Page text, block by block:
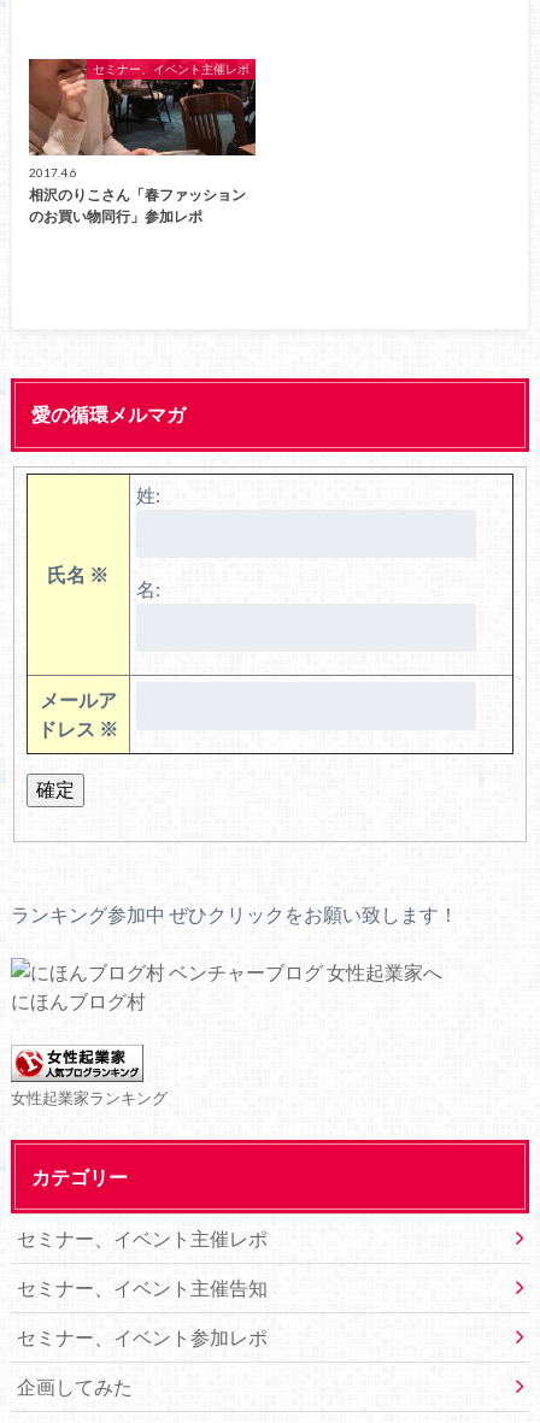
セミナー、イベント主催レポ
2017.4.6
相沢のりこさん「春ファッション
のお買い物同行」参加レポ
愛の循環メルマガ
氏名 ※
姓:
名:
メールア
ドレス ※
ランキング参加中 ぜひクリックをお願い致します！
にほんブログ村
女性起業家ランキング
カテゴリー
セミナー、イベント主催レポ
セミナー、イベント主催告知
セミナー、イベント参加レポ
企画してみた